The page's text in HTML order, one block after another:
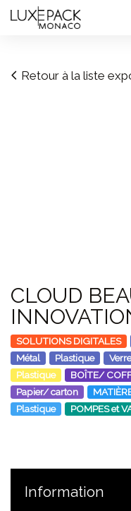
Consent choices
Retour à la liste
CLOUD
SOLUTIONS DIGITALES
Métal
Plastique Verre
Plastique
BOÎTE/
Papier/ carton
Plastique
POMPES et
Information